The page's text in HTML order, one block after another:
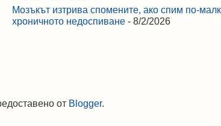
Мозъкът изтрива спомените, ако спим по-
хроничното недоспиване - 8/2/2026
от Blogger.